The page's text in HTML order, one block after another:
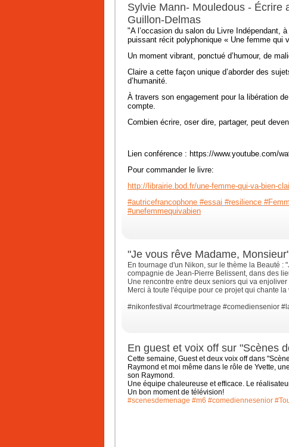
Sylvie Mann- Mouledous - Écrire
Guillon-Delmas
"A l’occasion du salon du Livre Indépendant,
puissant récit polyphonique « Une femme qui
Un moment vibrant, ponctué d’humour, de
Claire a cette façon unique d’aborder des
d’humanité.
À travers son engagement pour la libération
compte.
Combien écrire, oser dire, partager, peut
Lien conférence : https://www.youtube.com/
Pour commander le livre:
http://librairie.bod.fr/une-femme-qui-va-bien-
#autricefrancophone #essai #resilience
#unefemmequivabien
"Je vous rêve Madame,
En tournage d'un Nikon, sur le thème la Beauté
compagnie de Jean-Pierre Belissent, dans des
Une rencontre entre deux seniors qui va
Merci à toute l'équipe pour ce projet qui chante
#nikonfestival #courtmetrage #comediensenior
En guest et voix off sur "Scènes
Cette semaine, Guest et deux voix off dans
Raymond et moi même dans le rôle de Yvette,
son Raymond.
Une équipe chaleureuse et efficace. Le
Un bon moment de télévision!
#scenesdemenage #m6 #comediennesenior